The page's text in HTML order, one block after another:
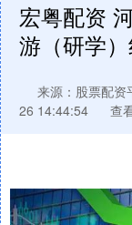
宏粤配资
游（研学
来源：股票配资
26 14:44:54
查